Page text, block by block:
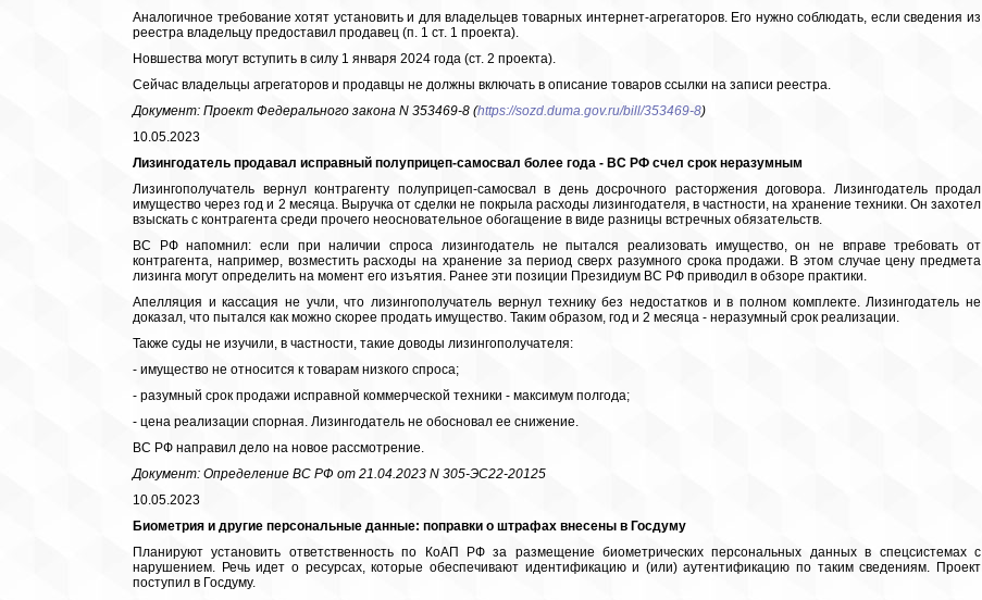
Аналогичное требование хотят установить и для владельцев товарных интернет-агрегаторов. Его нужно соблюдать, если сведения из
реестра владельцу предоставил продавец (п. 1 ст. 1 проекта).
Новшества могут вступить в силу 1 января 2024 года (ст. 2 проекта).
Сейчас владельцы агрегаторов и продавцы не должны включать в описание товаров ссылки на записи реестра.
Документ: Проект Федерального закона N 353469-8 (https://sozd.duma.gov.ru/bill/353469-8)
10.05.2023
Лизингодатель продавал исправный полуприцеп-самосвал более года - ВС РФ счел срок неразумным
Лизингополучатель вернул контрагенту полуприцеп-самосвал в день досрочного расторжения договора. Лизингодатель продал
имущество через год и 2 месяца. Выручка от сделки не покрыла расходы лизингодателя, в частности, на хранение техники. Он захотел
взыскать с контрагента среди прочего неосновательное обогащение в виде разницы встречных обязательств.
ВС РФ напомнил: если при наличии спроса лизингодатель не пытался реализовать имущество, он не вправе требовать от
контрагента, например, возместить расходы на хранение за период сверх разумного срока продажи. В этом случае цену предмета
лизинга могут определить на момент его изъятия. Ранее эти позиции Президиум ВС РФ приводил в обзоре практики.
Апелляция и кассация не учли, что лизингополучатель вернул технику без недостатков и в полном комплекте. Лизингодатель не
доказал, что пытался как можно скорее продать имущество. Таким образом, год и 2 месяца - неразумный срок реализации.
Также суды не изучили, в частности, такие доводы лизингополучателя:
- имущество не относится к товарам низкого спроса;
- разумный срок продажи исправной коммерческой техники - максимум полгода;
- цена реализации спорная. Лизингодатель не обосновал ее снижение.
ВС РФ направил дело на новое рассмотрение.
Документ: Определение ВС РФ от 21.04.2023 N 305-ЭС22-20125
10.05.2023
Биометрия и другие персональные данные: поправки о штрафах внесены в Госдуму
Планируют установить ответственность по КоАП РФ за размещение биометрических персональных данных в спецсистемах с
нарушением. Речь идет о ресурсах, которые обеспечивают идентификацию и (или) аутентификацию по таким сведениям. Проект
поступил в Госдуму.